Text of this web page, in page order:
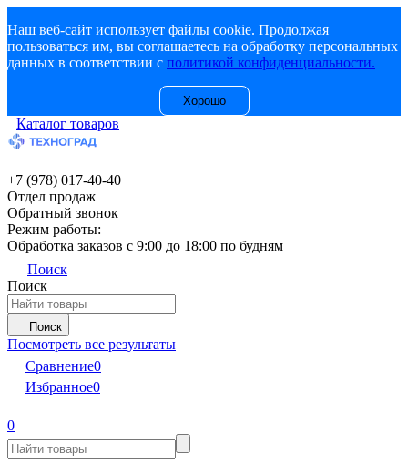
Наш веб-сайт использует файлы cookie. Продолжая
пользоваться им, вы соглашаетесь на обработку персональных
данных в соответствии с политикой конфиденциальности.
Хорошо
Каталог товаров
+7 (978) 017-40-40
Отдел продаж
Обратный звонок
Режим работы:
Обработка заказов с 9:00 до 18:00 по будням
Поиск
Поиск
Поиск
Посмотреть все результаты
Сравнение0
Избранное0
0